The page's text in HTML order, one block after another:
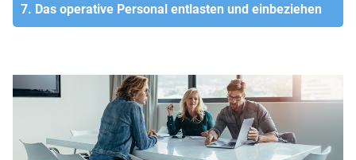
7. Das operative Personal entlasten und einbeziehen